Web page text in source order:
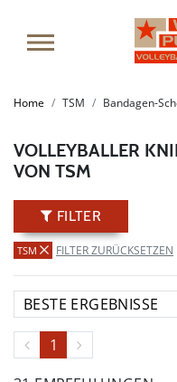
Home TSM Bandagen-
VOLLEYBALLER
VON TSM
FILTER
TSM FILTER ZURÜCKSETZEN
1